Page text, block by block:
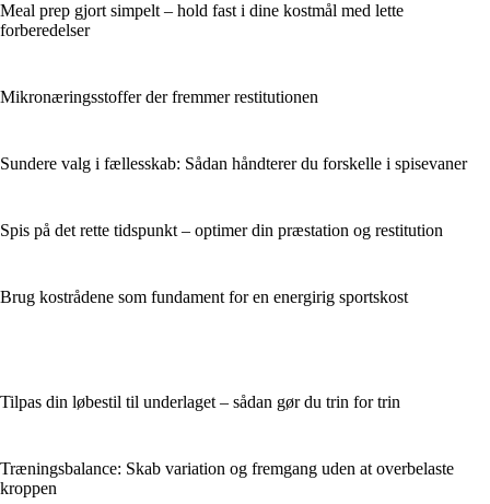
Meal prep gjort simpelt – hold fast i dine kostmål med lette
forberedelser
Mikronæringsstoffer der fremmer restitutionen
Sundere valg i fællesskab: Sådan håndterer du forskelle i spisevaner
Spis på det rette tidspunkt – optimer din præstation og restitution
Brug kostrådene som fundament for en energirig sportskost
Tilpas din løbestil til underlaget – sådan gør du trin for trin
Træningsbalance: Skab variation og fremgang uden at overbelaste
kroppen